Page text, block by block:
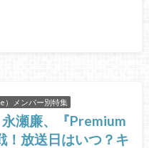
）メンバー別特集
瀬廉、『Premium
！放送日はいつ？キ